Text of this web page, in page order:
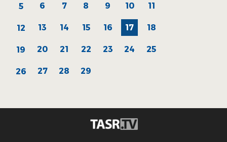
5 6 7 8 9 10 11
12 13 14 15 16 17 18
19 20 21 22 23 24 25
26 27 28 29